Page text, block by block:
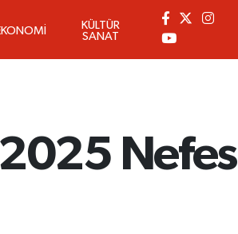
KÜLTÜR
SANAT
2025 Nefes